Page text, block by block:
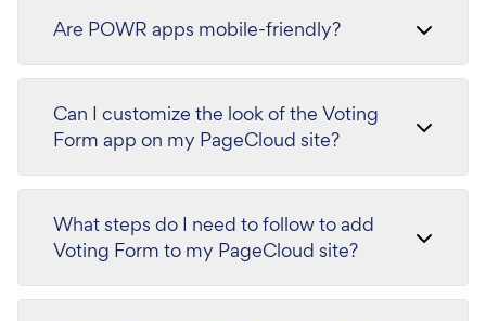
Are POWR apps mobile-friendly?
Can I customize the look of the Voting
Form app on my PageCloud site?
What steps do I need to follow to add
Voting Form to my PageCloud site?